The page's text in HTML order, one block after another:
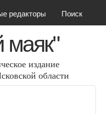
редакторы Поиск
маяк"
издание
области